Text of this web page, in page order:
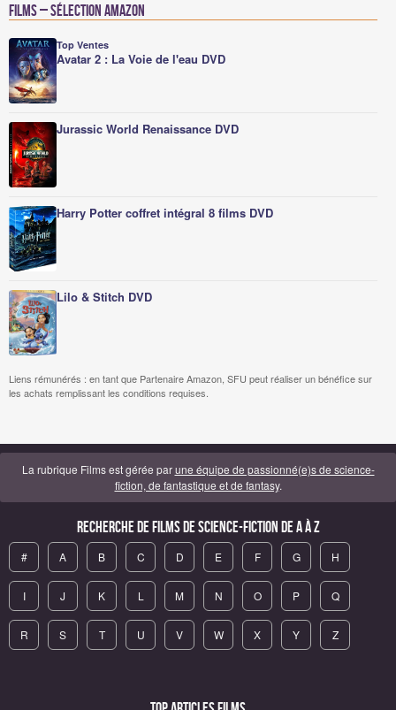
Films – Sélection Amazon
Top Ventes
Avatar 2 : La Voie de l'eau DVD
Jurassic World Renaissance DVD
Harry Potter coffret intégral 8 films DVD
Lilo & Stitch DVD
Liens rémunérés : en tant que Partenaire Amazon, SFU peut réaliser un bénéfice sur
les achats remplissant les conditions requises.
La rubrique Films est gérée parune équipe de passionné(e)s de science-
fiction, de fantastique et de fantasy.
Recherche de Films de science-fiction de A à Z
# A B C D E F G H
I J K L M N O P Q
R S T U V W X Y Z